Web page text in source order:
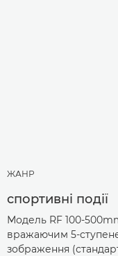
ЖАНР
спортивні події
Модель RF 100-
вражаючим 5-
зображення